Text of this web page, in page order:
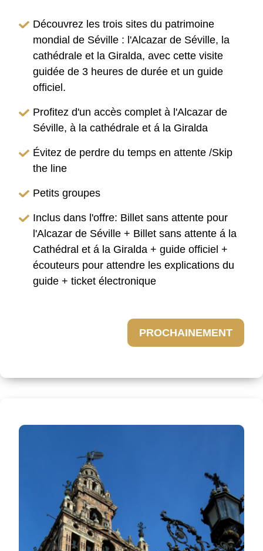
Découvrez les trois sites du patrimoine
mondial de Séville : l'Alcazar de Séville, la
cathédrale et la Giralda, avec cette visite
guidée de 3 heures de durée et un guide
officiel.
Profitez d'un accès complet à l'Alcazar de
Séville, à la cathédrale et á la Giralda
Évitez de perdre du temps en attente /Skip
the line
Petits groupes
Inclus dans l'offre: Billet sans attente pour
l'Alcazar de Séville + Billet sans attente á la
Cathédral et á la Giralda + guide officiel +
écouteurs pour attendre les explications du
guide + ticket électronique
PROCHAINEMENT